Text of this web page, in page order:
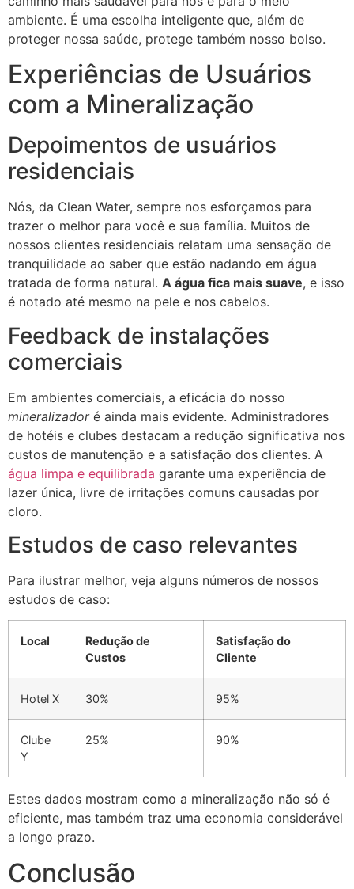
ambiente. É uma escolha inteligente que, além de
proteger nossa saúde, protege também nosso bolso.
Experiências de Usuários
com a Mineralização
Depoimentos de usuários
residenciais
Nós, da Clean Water, sempre nos esforçamos para
trazer o melhor para você e sua família. Muitos de
nossos clientes residenciais relatam uma sensação de
tranquilidade ao saber que estão nadando em água
tratada de forma natural. A água fica mais suave, e isso
é notado até mesmo na pele e nos cabelos.
Feedback de instalações
comerciais
Em ambientes comerciais, a eficácia do nosso
mineralizadoré ainda mais evidente. Administradores
de hotéis e clubes destacam a redução significativa nos
custos de manutenção e a satisfação dos clientes. A
água limpa e equilibrada garante uma experiência de
lazer única, livre de irritações comuns causadas por
cloro.
Estudos de caso relevantes
Para ilustrar melhor, veja alguns números de nossos
estudos de caso:
Local
Redução de
Custos
Satisfação do
Cliente
Hotel X 30% 95%
Clube
Y
25% 90%
Estes dados mostram como a mineralização não só é
eficiente, mas também traz uma economia considerável
a longo prazo.
Conclusão